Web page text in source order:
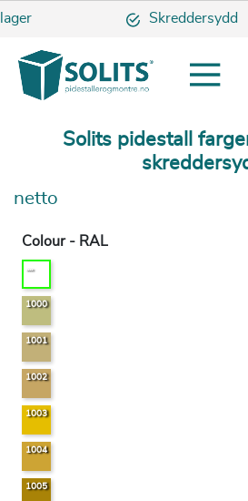
Skreddersydd
Solits pidestall
netto
Colour - RAL
....
1000
1001
1002
1003
1004
1005